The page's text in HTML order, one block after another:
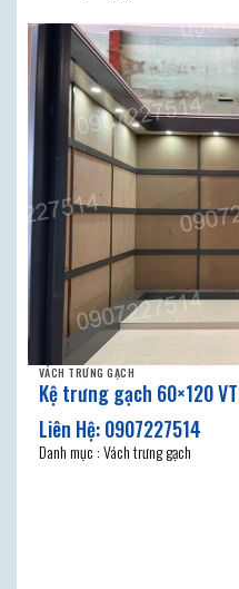
VÁCH TRƯNG GẠCH
Kệ trưng gạch 60×120
Danh mục : Vách trưng gạch